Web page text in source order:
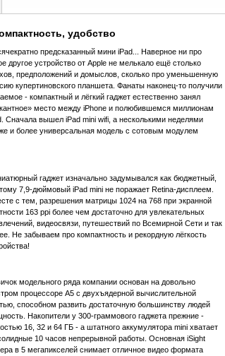
удобство
предсказанный мини iPad... Наверное ни про
другое устройство от Apple не мелькало ещё столько
предположений и домыслов, сколько про уменьшенную
купертиновского планшета. Фанаты наконец-то получили
- компактный и лёгкий гаджет естественно занял
место между iPhone и полюбившемся миллионам
Сначала вышел iPad mini wifi, а несколькими неделями
и более универсальная модель с сотовым модулем
гаджет изначально задумывался как бюджетный,
7,9-дюймовый iPad mini не поражает Retina-дисплеем.
с тем, разрешения матрицы 1024 на 768 при экранной
163 ppi более чем достаточно для увлекательных
видеосвязи, путешествий по Всемирной Сети и так
Не забываем про компактность и рекордную лёгкость
модельного ряда компании основан на довольно
процессоре A5 с двухъядерной вычислительной
способном развить достаточную большинству людей
Накопители у 300-граммового гаджета прежние -
16, 32 и 64 ГБ - а штатного аккумулятора mini хватает
10 часов непрерывной работы. Основная iSight
в 5 мегапикселей снимает отличное видео формата